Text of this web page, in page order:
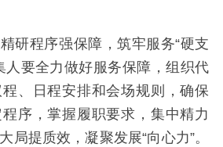
研程序强保障，筑牢服务“硬支
人要全力做好服务保障，组织代
、日程安排和会场规则，确保
序，掌握履职要求，集中精力
局提质效，凝聚发展“向心力”。